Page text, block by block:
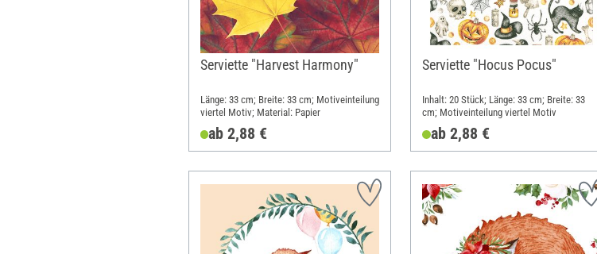
Serviette "Harvest Harmony"
Länge: 33 cm; Breite: 33 cm; Motiveinteilung
viertel Motiv; Material: Papier
ab 2,88 €
Serviette "Hocus Pocus"
Inhalt: 20 Stück; Länge: 33 cm; Breite: 33
cm; Motiveinteilung viertel Motiv
ab 2,88 €